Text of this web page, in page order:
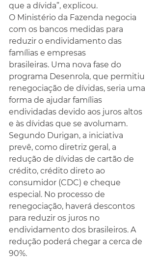
que a dívida”, explicou.
O Ministério da Fazenda negocia
com os bancos medidas para
reduzir o endividamento das
famílias e empresas
brasileiras. Uma nova fase do
programa Desenrola, que permitiu
renegociação de dívidas, seria uma
forma de ajudar famílias
endividadas devido aos juros altos
e às dívidas que se avolumam.
Segundo Durigan, a iniciativa
prevê, como diretriz geral, a
redução de dívidas de cartão de
crédito, crédito direto ao
consumidor (CDC) e cheque
especial. No processo de
renegociação, haverá descontos
para reduzir os juros no
endividamento dos brasileiros. A
redução poderá chegar a cerca de
90%.